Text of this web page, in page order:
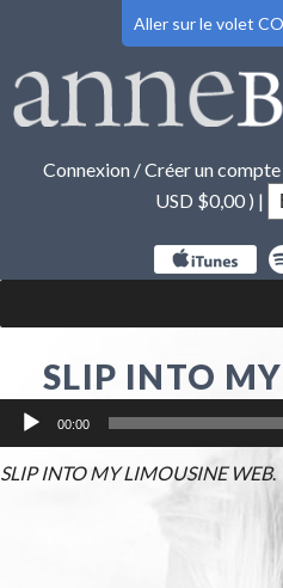
Aller sur le volet
Connexion / Créer un compte
USD $0,00 ) |
SLIP INTO
Lecteur
audio
00:00
SLIP INTO MY LIMOUSINE WEB.